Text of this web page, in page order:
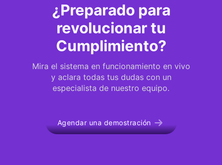
¿Preparado para
revolucionar tu
Cumplimiento?
Mira el sistema en funcionamiento en vivo
y aclara todas tus dudas con un
especialista de nuestro equipo.
Agendar una demostración